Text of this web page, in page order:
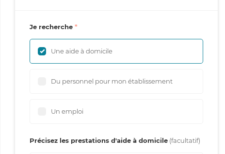
Je recherche
Une aide à domicile
Du personnel pour mon établissement
Un emploi
Précisez les prestations d'aide à domicile